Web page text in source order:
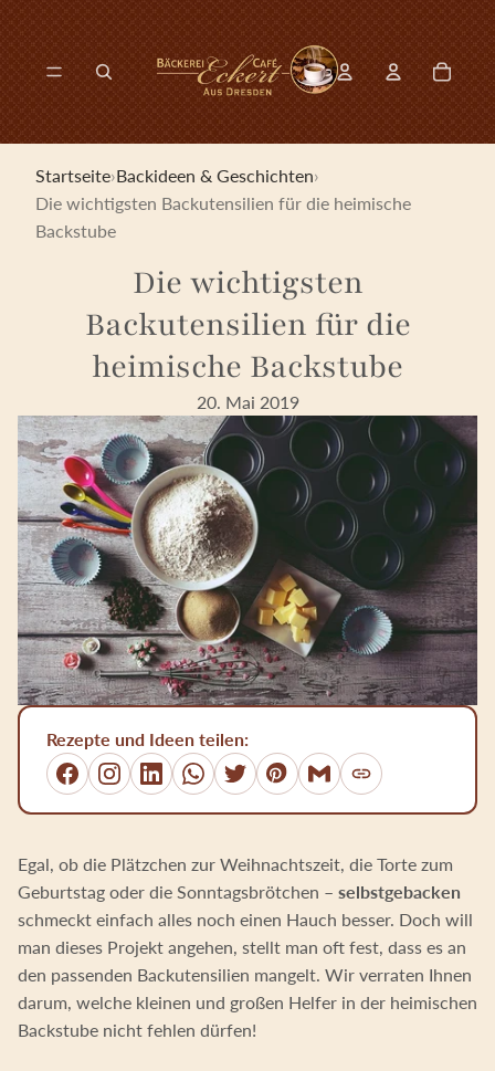
Modal suchen öffnen
Konto-Drop-
Konto-Drop-
Startseite›Backideen & Geschichten›
Die wichtigsten Backutensilien für die heimische
Backstube
Die wichtigsten
Backutensilien für die
heimische Backstube
20. Mai 2019
Rezepte und Ideen teilen:
FacebookInstagramLinkedInWhatsApp
TwitterPinterest
E-MailLink kopieren
Egal, ob die Plätzchen zur Weihnachtszeit, die Torte zum
Geburtstag oder die Sonntagsbrötchen – selbstgebacken
schmeckt einfach alles noch einen Hauch besser. Doch will
man dieses Projekt angehen, stellt man oft fest, dass es an
den passenden Backutensilien mangelt. Wir verraten Ihnen
darum, welche kleinen und großen Helfer in der heimischen
Backstube nicht fehlen dürfen!